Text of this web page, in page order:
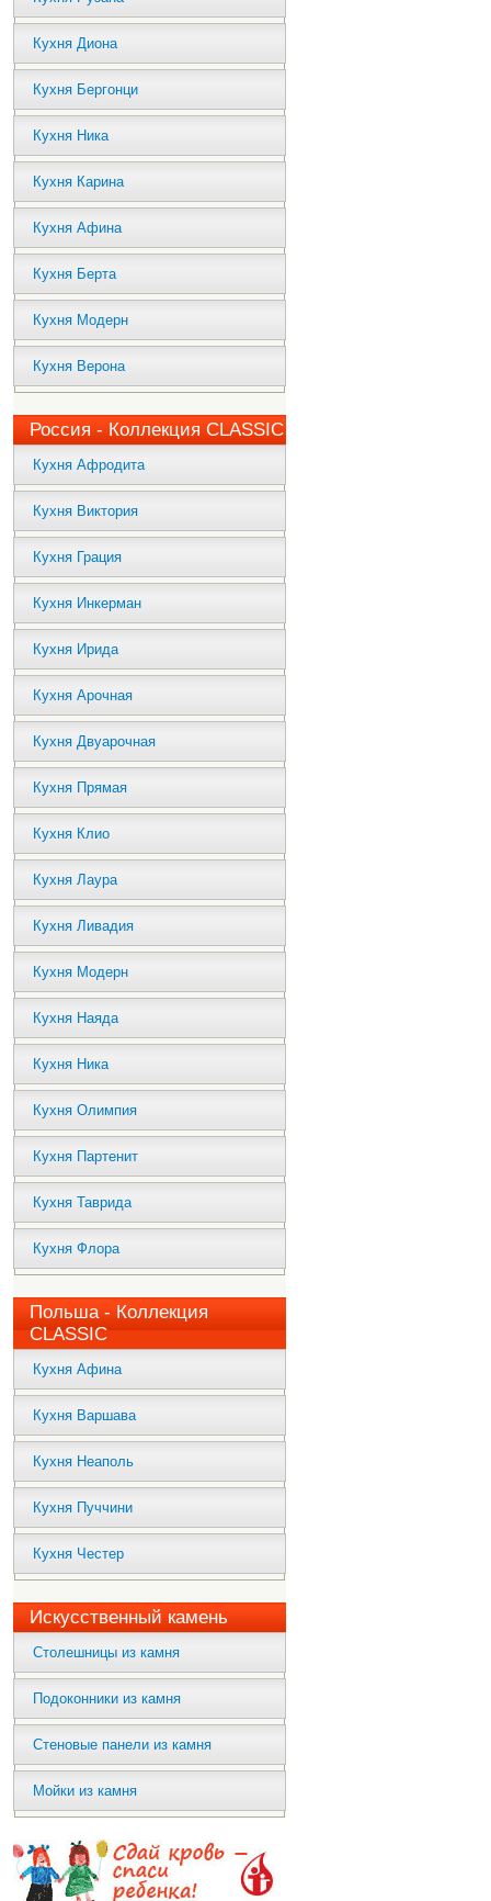
Кухня Диона
Кухня Бергонци
Кухня Ника
Кухня Карина
Кухня Афина
Кухня Берта
Кухня Модерн
Кухня Верона
Россия - Коллекция CLASSIC
Кухня Афродита
Кухня Виктория
Кухня Грация
Кухня Инкерман
Кухня Ирида
Кухня Арочная
Кухня Двуарочная
Кухня Прямая
Кухня Клио
Кухня Лаура
Кухня Ливадия
Кухня Модерн
Кухня Наяда
Кухня Ника
Кухня Олимпия
Кухня Партенит
Кухня Таврида
Кухня Флора
Польша - Коллекция
CLASSIC
Кухня Афина
Кухня Варшава
Кухня Неаполь
Кухня Пуччини
Кухня Честер
Искусственный камень
Столешницы из камня
Подоконники из камня
Стеновые панели из камня
Мойки из камня